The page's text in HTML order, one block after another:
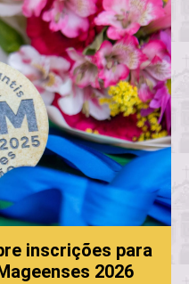
inscrições para
2026